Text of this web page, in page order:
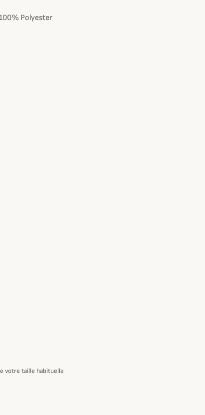
Polyester
votre taille habituelle